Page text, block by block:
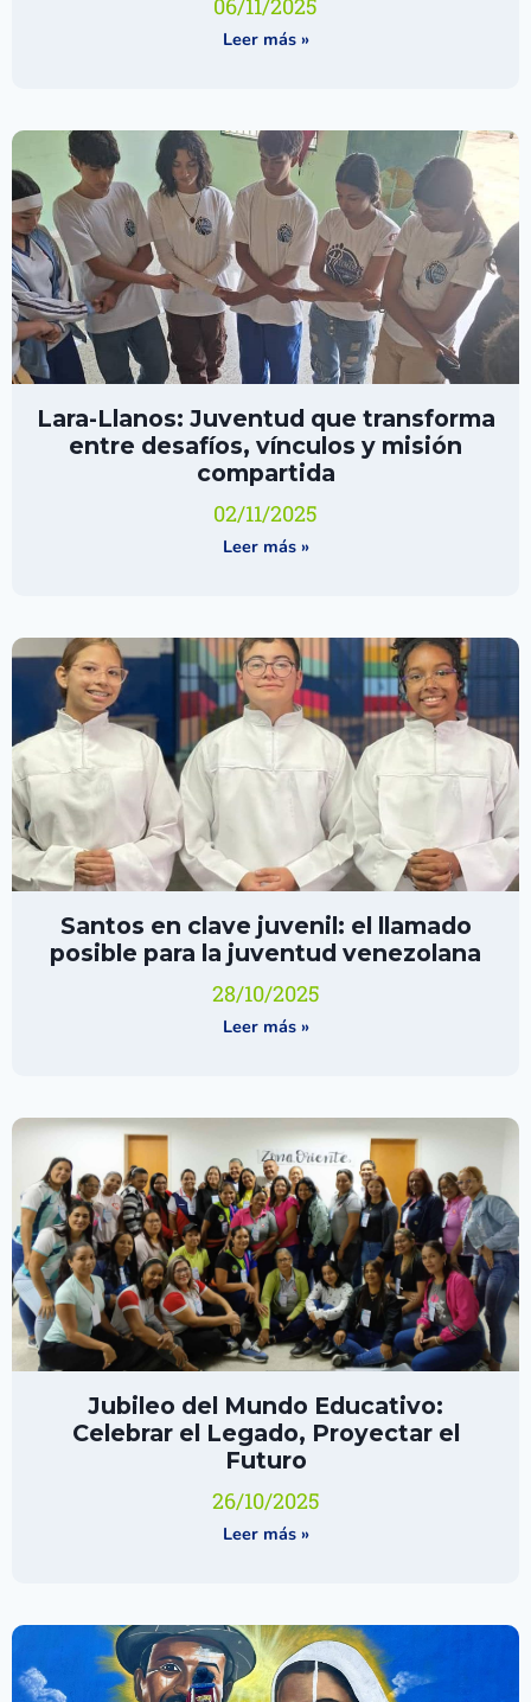
06/11/2025
Leer más »
Lara-Llanos: Juventud que transforma
entre desafíos, vínculos y misión
compartida
02/11/2025
Leer más »
Santos en clave juvenil: el llamado
posible para la juventud venezolana
28/10/2025
Leer más »
Jubileo del Mundo Educativo:
Celebrar el Legado, Proyectar el
Futuro
26/10/2025
Leer más »